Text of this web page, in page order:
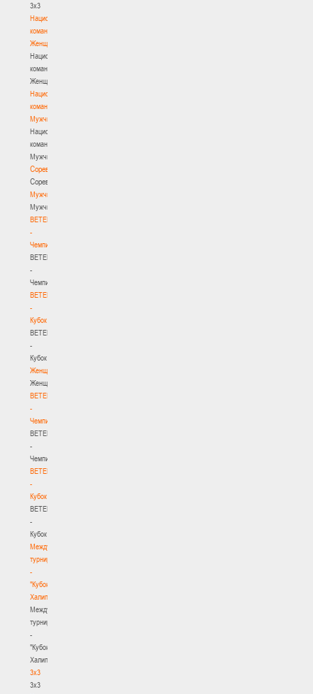
3х3
Национальная
команда.
Женщины
Национальная
команда.
Женщины
Национальная
команда.
Мужчины
Национальная
команда.
Мужчины
Соревнования
Соревнования
Мужчины
Мужчины
BETERA
-
Чемпионат
BETERA
-
Чемпионат
BETERA
-
Кубок
BETERA
-
Кубок
Женщины
Женщины
BETERA
-
Чемпионат
BETERA
-
Чемпионат
BETERA
-
Кубок
BETERA
-
Кубок
Международный
турнир
-
"Кубок
Халипского"
Международный
турнир
-
"Кубок
Халипского"
3x3
3x3